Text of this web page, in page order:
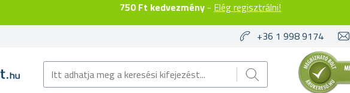
750 Ft kedvezmény - Elég regisztrálni!
+36 1 998 9174